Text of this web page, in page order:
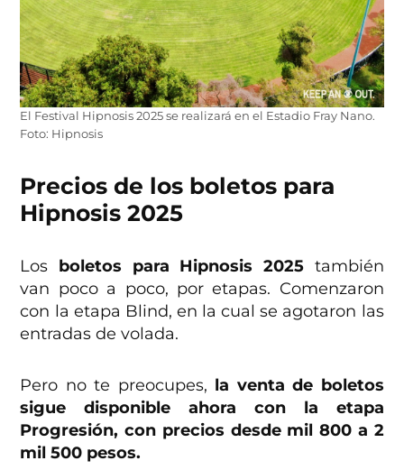
El Festival Hipnosis 2025 se realizará en el Estadio Fray Nano.
Foto: Hipnosis
Precios de los boletos para
Hipnosis 2025
Los boletos para Hipnosis 2025 también
van poco a poco, por etapas. Comenzaron
con la etapa Blind, en la cual se agotaron las
entradas de volada.
Pero no te preocupes, la venta de boletos
sigue disponible ahora con la etapa
Progresión, con precios desde mil 800 a 2
mil 500 pesos.